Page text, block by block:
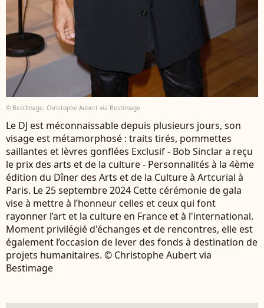
© BestImage, Christophe Aubert via Bestimage
Le DJ est méconnaissable depuis plusieurs jours, son
visage est métamorphosé : traits tirés, pommettes
saillantes et lèvres gonflées Exclusif - Bob Sinclar a reçu
le prix des arts et de la culture - Personnalités à la 4ème
édition du Dîner des Arts et de la Culture à Artcurial à
Paris. Le 25 septembre 2024 Cette cérémonie de gala
vise à mettre à l’honneur celles et ceux qui font
rayonner l’art et la culture en France et à l'international.
Moment privilégié d'échanges et de rencontres, elle est
également l’occasion de lever des fonds à destination de
projets humanitaires. © Christophe Aubert via
Bestimage